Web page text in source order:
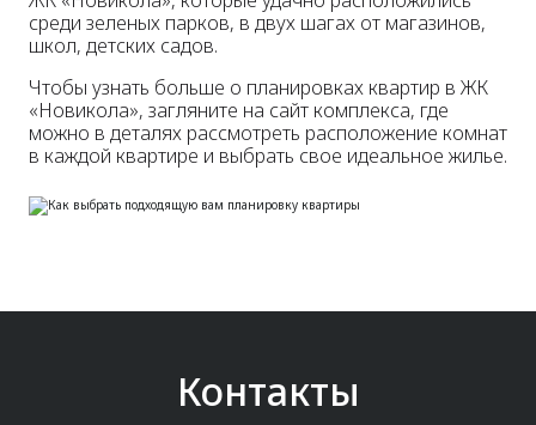
среди зеленых парков, в двух шагах от магазинов,
школ, детских садов.
Чтобы узнать больше о планировках квартир в ЖК
«Новикола», загляните на сайт комплекса, где
можно в деталях рассмотреть расположение комнат
в каждой квартире и выбрать свое идеальное жилье.
Контакты